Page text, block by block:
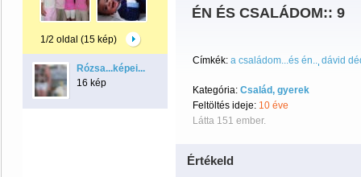
1/2 oldal (15 kép)
Rózsa...képei...
16 kép
ÉN ÉS CSALÁDOM:: 9
Címkék: a családom...és én.. dávid
Kategória: Család, gyerek
Feltöltés ideje: 10 éve
Látta 151 ember.
Értékeld